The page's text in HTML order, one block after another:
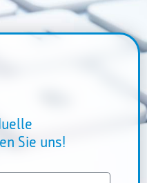
Sie uns!